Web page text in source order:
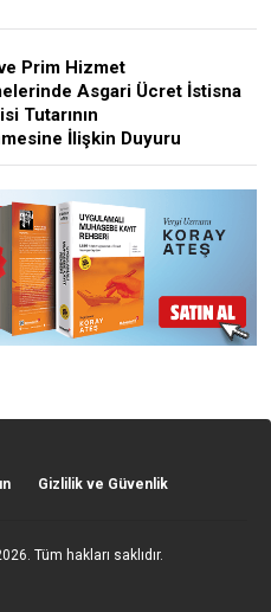
Prim Hizmet
Asgari Ücret İstisna
Tutarının
İlişkin Duyuru
Gizlilik ve Güvenlik
Tüm hakları saklıdır.